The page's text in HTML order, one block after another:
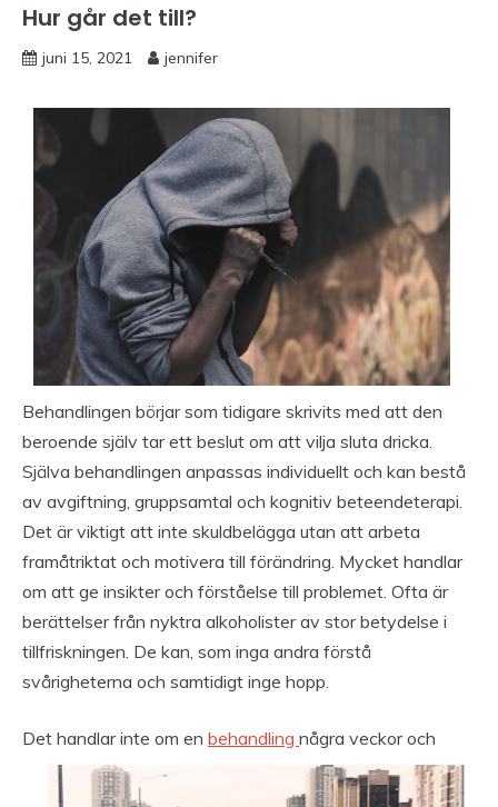
Hur går det till?
juni 15, 2021 jennifer
Behandlingen börjar som tidigare skrivits med att den
beroende själv tar ett beslut om att vilja sluta dricka.
Själva behandlingen anpassas individuellt och kan bestå
av avgiftning, gruppsamtal och kognitiv beteendeterapi.
Det är viktigt att inte skuldbelägga utan att arbeta
framåtriktat och motivera till förändring. Mycket handlar
om att ge insikter och förståelse till problemet. Ofta är
berättelser från nyktra alkoholister av stor betydelse i
tillfriskningen. De kan, som inga andra förstå
svårigheterna och samtidigt inge hopp.
Det handlar inte om en behandling några veckor och